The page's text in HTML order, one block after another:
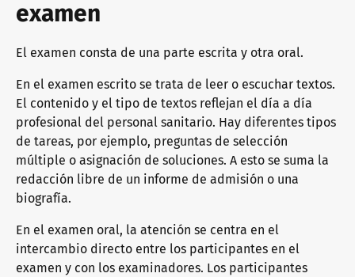
Información para centros examinadores
Certificados telc DIGITAL
¿Por qué los certificados telc?
examen
El examen consta de una parte escrita y otra oral.
En el examen escrito se trata de leer o escuchar textos.
El contenido y el tipo de textos reflejan el día a día
profesional del personal sanitario. Hay diferentes tipos
de tareas, por ejemplo, preguntas de selección
múltiple o asignación de soluciones. A esto se suma la
redacción libre de un informe de admisión o una
biografía.
En el examen oral, la atención se centra en el
intercambio directo entre los participantes en el
examen y con los examinadores. Los participantes